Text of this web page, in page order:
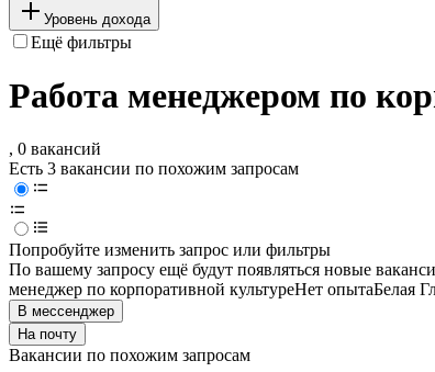
Уровень дохода
Ещё фильтры
Работа менеджером по
, 0 вакансий
Есть 3 вакансии по похожим запросам
Попробуйте изменить запрос или фильтры
По вашему запросу ещё будут появляться новые
менеджер по корпоративной культуреНет опытаБелая
В мессенджер
На почту
Вакансии по похожим запросам